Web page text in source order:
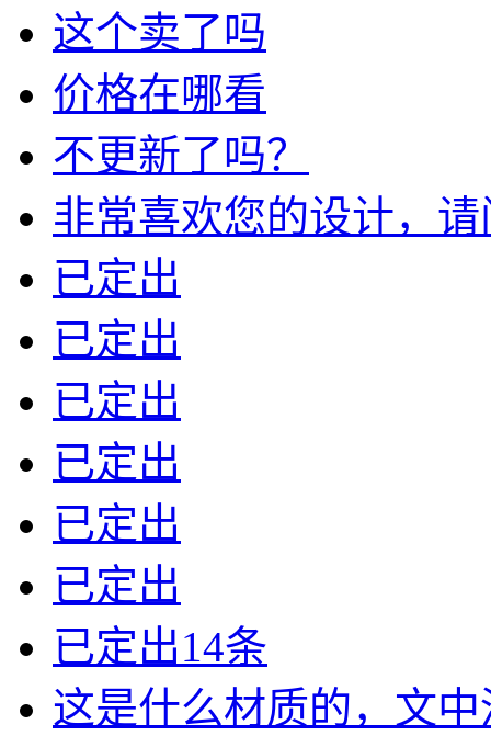
这个卖了吗
价格在哪看
不更新了吗？
非常喜欢您的设计，请
已定出
已定出
已定出
已定出
已定出
已定出
已定出14条
这是什么材质的，文中